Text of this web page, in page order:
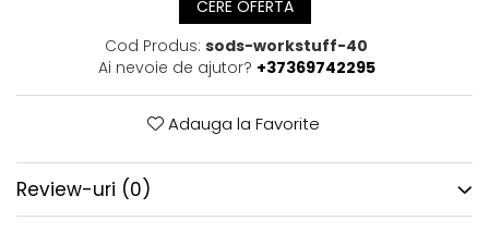
CERE OFERTA
Cod Produs: sods-workstuff-40
Ai nevoie de ajutor? +37369742295
Adauga la Favorite
Review-uri (0)